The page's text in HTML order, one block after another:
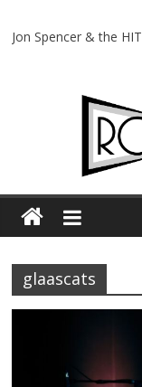
Jon Spencer & the
Hellfest 2026
Hellfest 2026 jeudi :
Première édition du
Charlie Puth à
glaascats